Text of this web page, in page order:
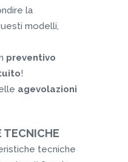
la
modelli,
preventivo
!
agevolazioni
TECNICHE
tecniche